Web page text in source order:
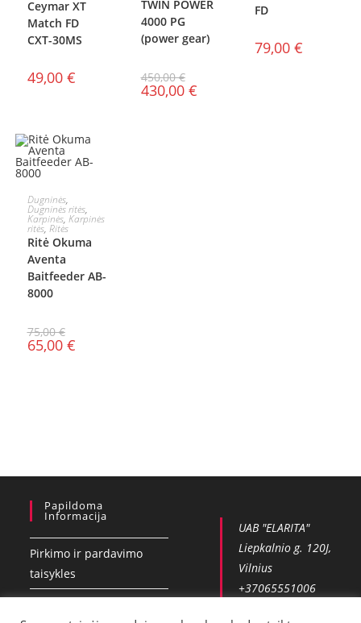
Ceymar XT
Match FD
CXT-30MS
49,00 €
TWIN POWER
4000 PG
(power gear)
450,00€
430,00 €
FD
79,00 €
AKCIJA!
Į KREPŠELĮ
Dugninės,
Dugninės ritės,
Karpinės, Karpinės
ritės, Ritės
Ritė Okuma
Aventa
Baitfeeder AB-
8000
75,00€
65,00 €
Papildoma
Informacija
Pirkimo ir pardavimo
taisykles
UAB "ELARITA"
Liepkalnio g. 120J,
Vilnius
+37065551006